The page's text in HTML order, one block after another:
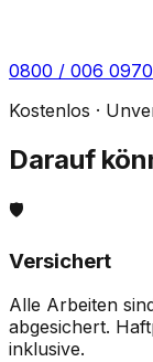
0800 / 006 0970
Kostenlos ·
Darauf
🛡️
Versichert
Alle Arbeiten
abgesichert.
inklusive.